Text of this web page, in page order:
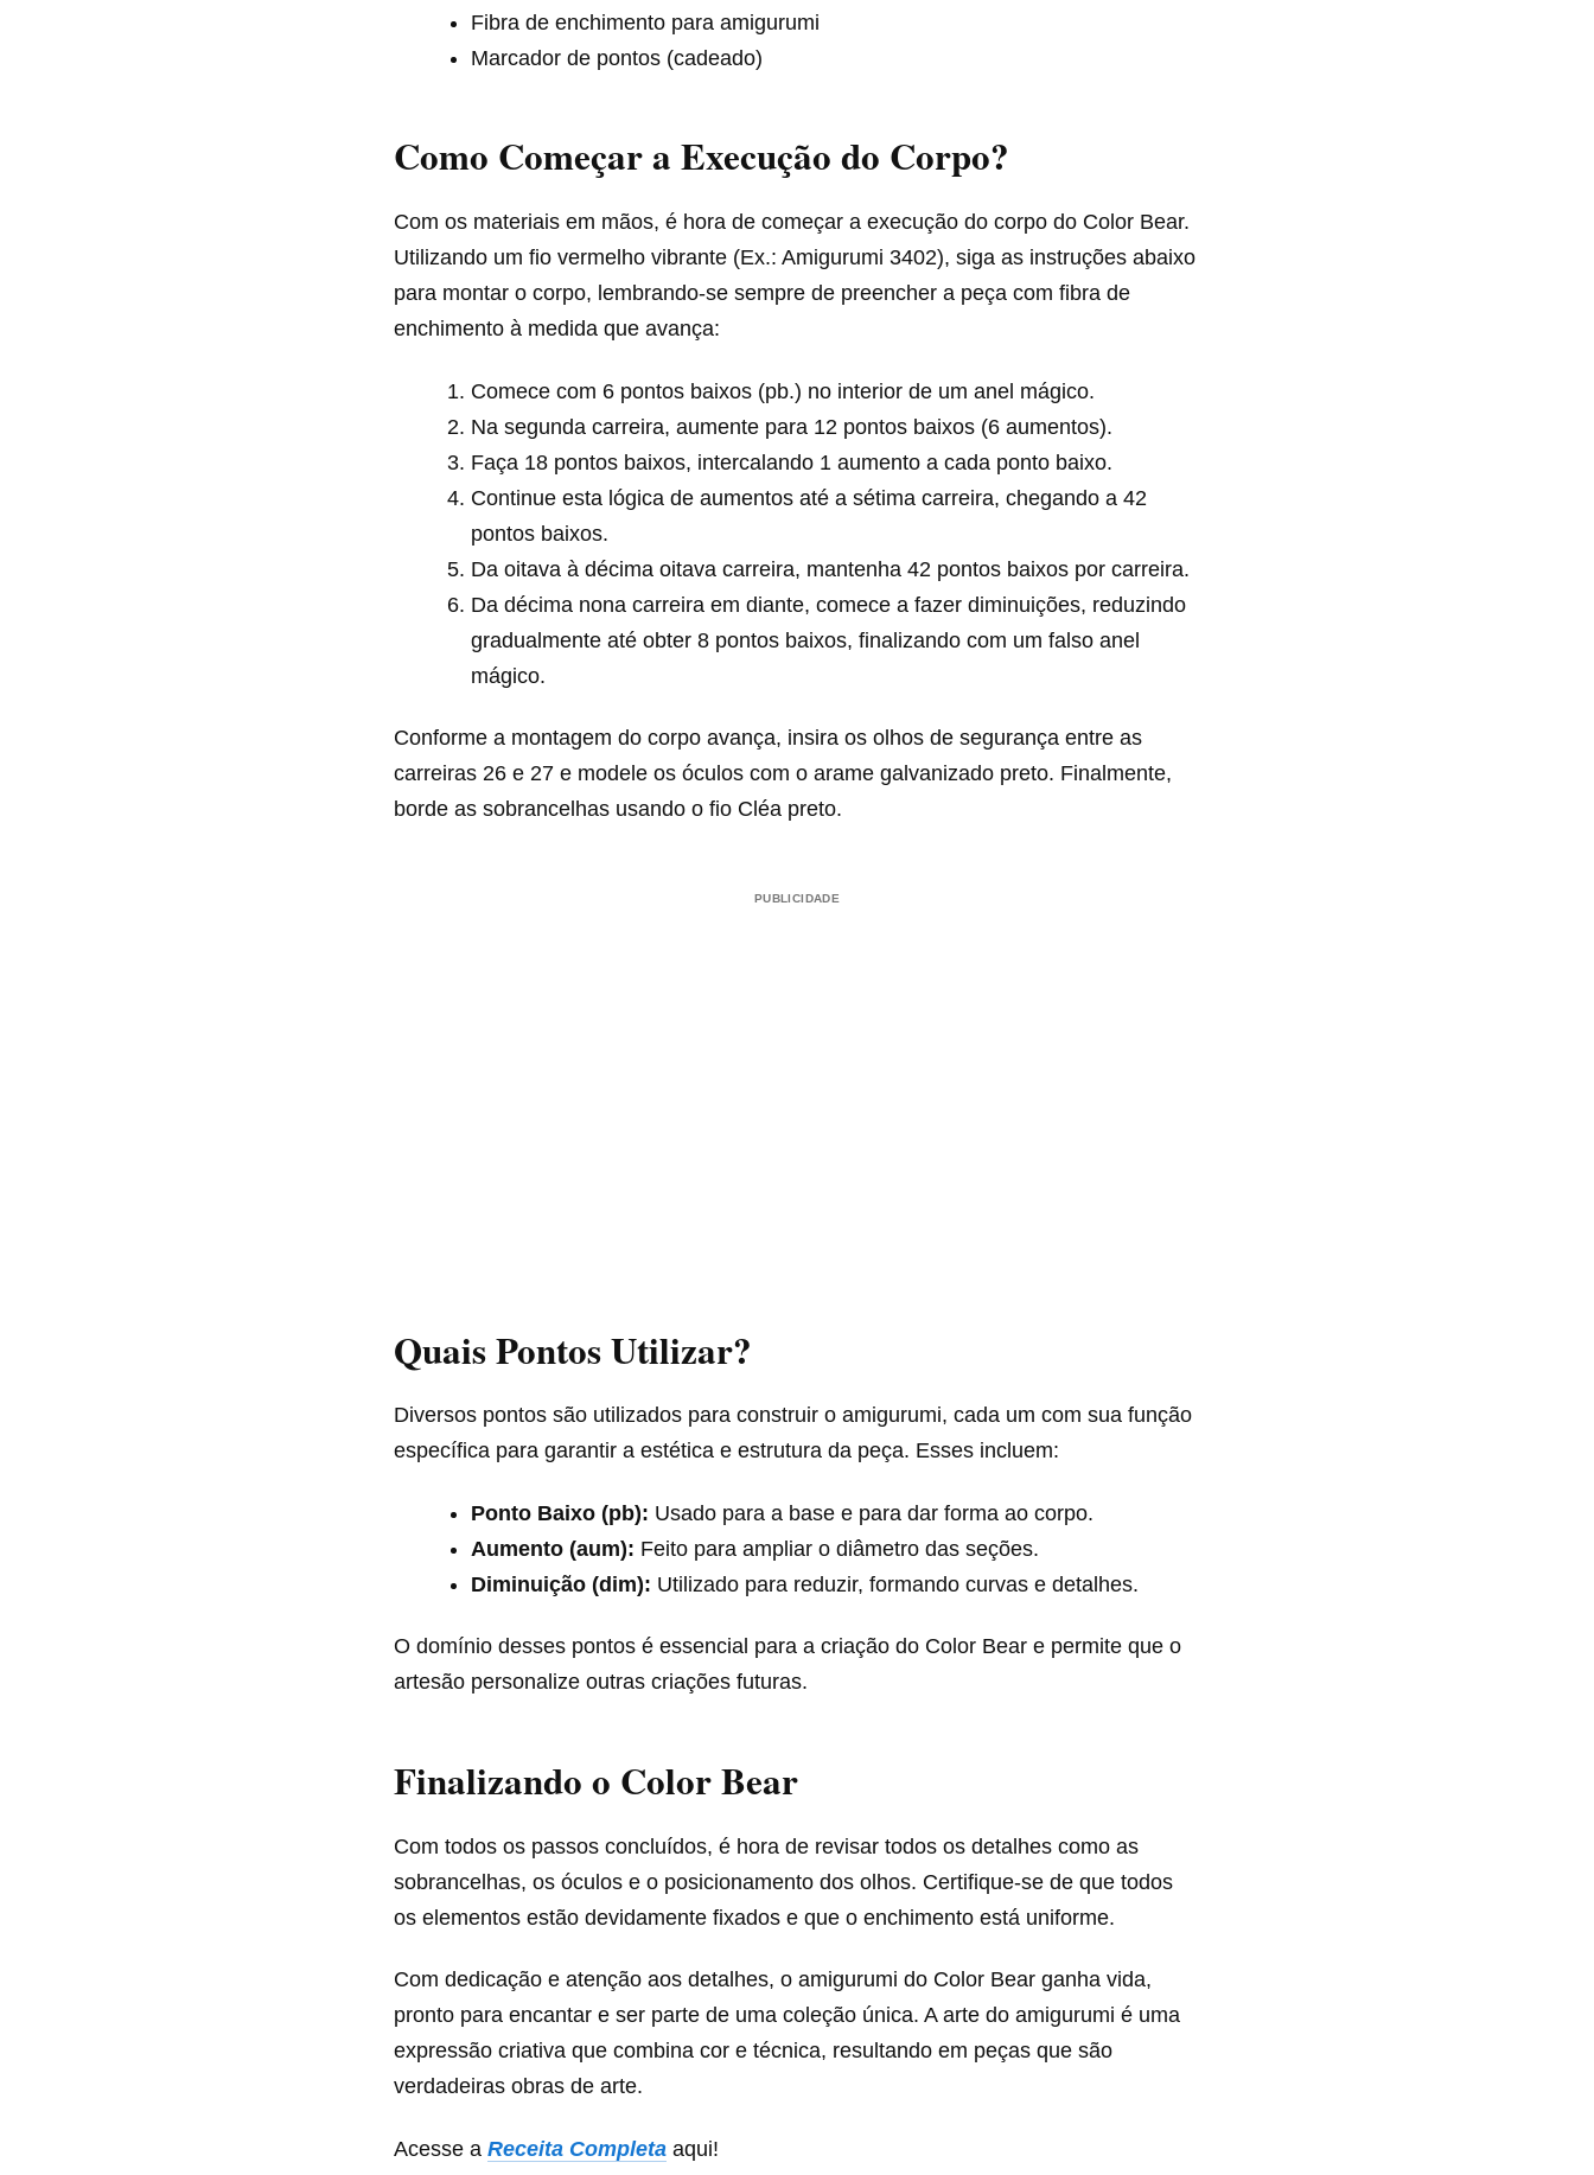
Fibra de enchimento para amigurumi
Marcador de pontos (cadeado)
Como Começar a Execução do Corpo?
Com os materiais em mãos, é hora de começar a execução do corpo do Color Bear.
Utilizando um fio vermelho vibrante (Ex.: Amigurumi 3402), siga as instruções abaixo
para montar o corpo, lembrando-se sempre de preencher a peça com fibra de
enchimento à medida que avança:
Comece com 6 pontos baixos (pb.) no interior de um anel mágico.
Na segunda carreira, aumente para 12 pontos baixos (6 aumentos).
Faça 18 pontos baixos, intercalando 1 aumento a cada ponto baixo.
Continue esta lógica de aumentos até a sétima carreira, chegando a 42
pontos baixos.
Da oitava à décima oitava carreira, mantenha 42 pontos baixos por carreira.
Da décima nona carreira em diante, comece a fazer diminuições, reduzindo
gradualmente até obter 8 pontos baixos, finalizando com um falso anel
mágico.
Conforme a montagem do corpo avança, insira os olhos de segurança entre as
carreiras 26 e 27 e modele os óculos com o arame galvanizado preto. Finalmente,
borde as sobrancelhas usando o fio Cléa preto.
PUBLICIDADE
Quais Pontos Utilizar?
Diversos pontos são utilizados para construir o amigurumi, cada um com sua função
específica para garantir a estética e estrutura da peça. Esses incluem:
Ponto Baixo (pb): Usado para a base e para dar forma ao corpo.
Aumento (aum): Feito para ampliar o diâmetro das seções.
Diminuição (dim): Utilizado para reduzir, formando curvas e detalhes.
O domínio desses pontos é essencial para a criação do Color Bear e permite que o
artesão personalize outras criações futuras.
Finalizando o Color Bear
Com todos os passos concluídos, é hora de revisar todos os detalhes como as
sobrancelhas, os óculos e o posicionamento dos olhos. Certifique-se de que todos
os elementos estão devidamente fixados e que o enchimento está uniforme.
Com dedicação e atenção aos detalhes, o amigurumi do Color Bear ganha vida,
pronto para encantar e ser parte de uma coleção única. A arte do amigurumi é uma
expressão criativa que combina cor e técnica, resultando em peças que são
verdadeiras obras de arte.
Acesse a Receita Completa aqui!